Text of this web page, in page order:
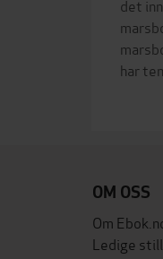
det
har
OM OSS
Om
Ledige